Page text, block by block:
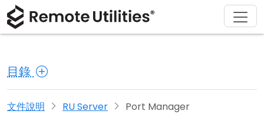
目錄
文件說明 RU Server Port Manager
產品
安全性
螢幕截圖
解決方案
製造與零售
醫療保健
下載
macOS
Linux
購買
許可證助手
升級您的許可證
支援
文檔
知識庫
關於
新聞稿
寫評論